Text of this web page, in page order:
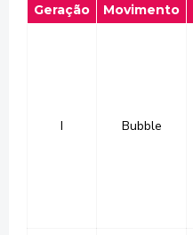
Geração Movimento
I Bubble